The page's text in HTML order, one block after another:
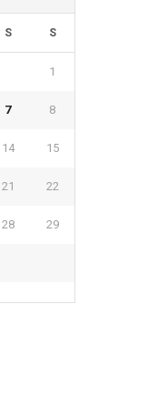
S S
1
7 8
14 15
21 22
28 29